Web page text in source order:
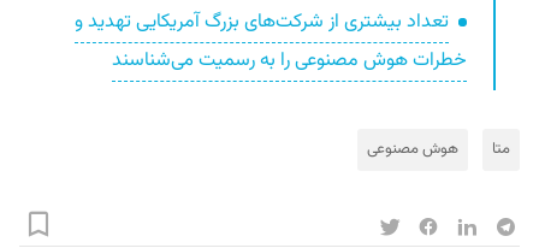
تعداد بیشتری از شرکت‌های بزرگ آمریکایی تهدید و
خطرات هوش مصنوعی را به رسمیت می‌شناسند
متا هوش مصنوعی